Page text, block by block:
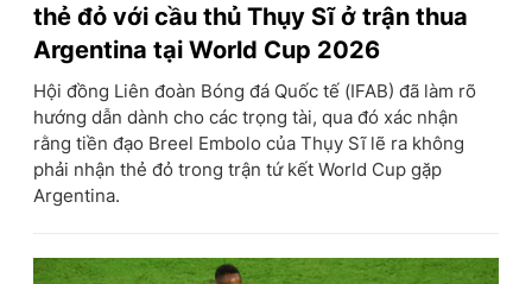
thẻ đỏ với cầu thủ Thụy Sĩ ở trận thua
Argentina tại World Cup 2026
Hội đồng Liên đoàn Bóng đá Quốc tế (IFAB) đã làm rõ
hướng dẫn dành cho các trọng tài, qua đó xác nhận
rằng tiền đạo Breel Embolo của Thụy Sĩ lẽ ra không
phải nhận thẻ đỏ trong trận tứ kết World Cup gặp
Argentina.